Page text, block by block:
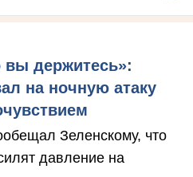
держитесь»:
на ночную атаку
Зеленскому, что
давление на